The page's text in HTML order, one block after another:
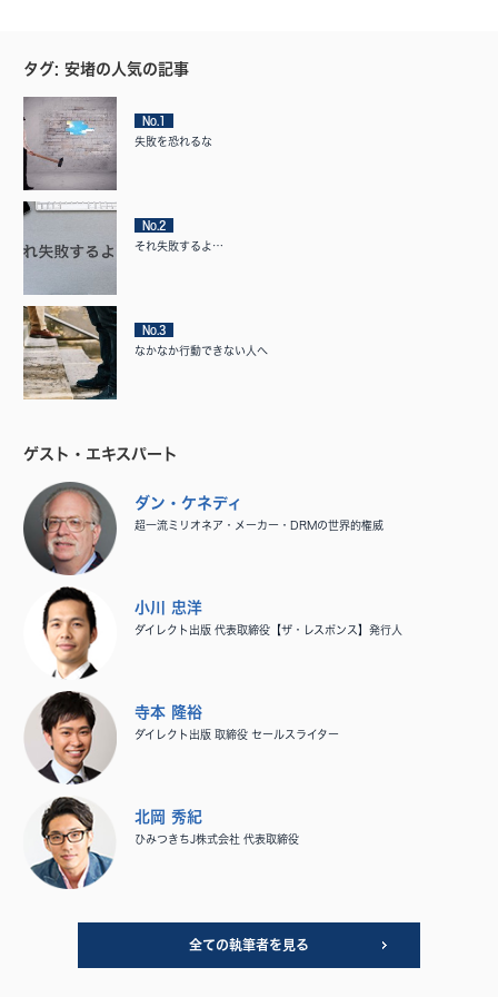
タグ: 安堵の人気の記事
No.1
失敗を恐れるな
No.2
それ失敗するよ…
No.3
なかなか行動できない人へ
ゲスト・エキスパート
ダン・ケネディ
超一流ミリオネア・メーカー・DRMの世界的権威
小川 忠洋
ダイレクト出版 代表取締役【ザ・レスポンス】発行人
寺本 隆裕
ダイレクト出版 取締役 セールスライター
北岡 秀紀
ひみつきちJ株式会社 代表取締役
全ての執筆者を見る